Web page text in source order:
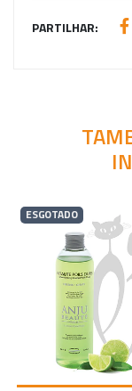
PARTILHAR:
ESGOTADO